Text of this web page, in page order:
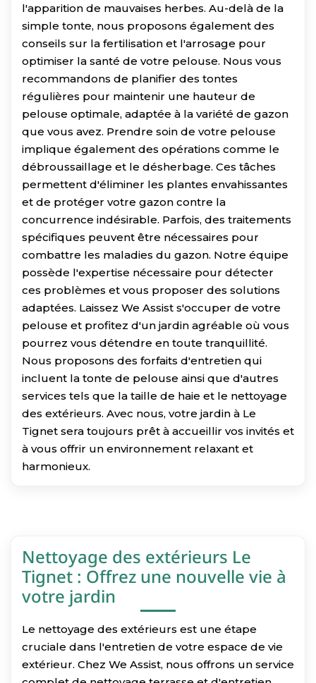
l'apparition de mauvaises herbes. Au-delà de la
simple tonte, nous proposons également des
conseils sur la fertilisation et l'arrosage pour
optimiser la santé de votre pelouse. Nous vous
recommandons de planifier des tontes
régulières pour maintenir une hauteur de
pelouse optimale, adaptée à la variété de gazon
que vous avez. Prendre soin de votre pelouse
implique également des opérations comme le
débroussaillage et le désherbage. Ces tâches
permettent d'éliminer les plantes envahissantes
et de protéger votre gazon contre la
concurrence indésirable. Parfois, des traitements
spécifiques peuvent être nécessaires pour
combattre les maladies du gazon. Notre équipe
possède l'expertise nécessaire pour détecter
ces problèmes et vous proposer des solutions
adaptées. Laissez We Assist s'occuper de votre
pelouse et profitez d'un jardin agréable où vous
pourrez vous détendre en toute tranquillité.
Nous proposons des forfaits d'entretien qui
incluent la tonte de pelouse ainsi que d'autres
services tels que la taille de haie et le nettoyage
des extérieurs. Avec nous, votre jardin à Le
Tignet sera toujours prêt à accueillir vos invités et
à vous offrir un environnement relaxant et
harmonieux.
Nettoyage des extérieurs Le
Tignet : Offrez une nouvelle vie à
votre jardin
Le nettoyage des extérieurs est une étape
cruciale dans l'entretien de votre espace de vie
extérieur. Chez We Assist, nous offrons un service